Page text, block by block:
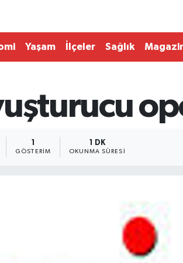
Yaşam İlçeler Sağlık
1
GÖSTERIM
1 DK
OKUNMA SÜRESI